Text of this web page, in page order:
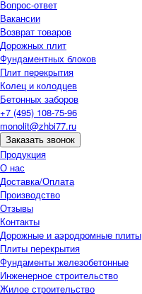
Вопрос-ответ
Вакансии
Возврат товаров
Дорожных плит
Фундаментных блоков
Плит перекрытия
Колец и колодцев
Бетонных заборов
+7 (495) 108-75-96
monolit@zhbi77.ru
Заказать звонок
Продукция
О нас
Доставка/Оплата
Производство
Отзывы
Контакты
Дорожные и аэродромные плиты
Плиты перекрытия
Фундаменты железобетонные
Инженерное строительство
Жилое строительство